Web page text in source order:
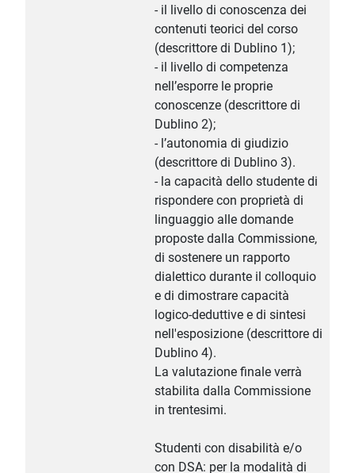
- il livello di conoscenza dei
contenuti teorici del corso
(descrittore di Dublino 1);
- il livello di competenza
nell’esporre le proprie
conoscenze (descrittore di
Dublino 2);
- l’autonomia di giudizio
(descrittore di Dublino 3).
- la capacità dello studente di
rispondere con proprietà di
linguaggio alle domande
proposte dalla Commissione,
di sostenere un rapporto
dialettico durante il colloquio
e di dimostrare capacità
logico-deduttive e di sintesi
nell'esposizione (descrittore di
Dublino 4).
La valutazione finale verrà
stabilita dalla Commissione
in trentesimi.
Studenti con disabilità e/o
con DSA: per la modalità di